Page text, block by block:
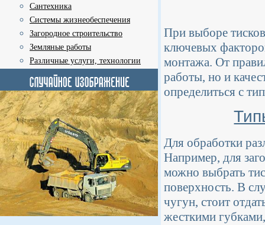
Сантехника
Системы жизнеобеспечения
Загородное строительство
Земляные работы
Различные услуги, технологии
При выборе
ключевых
монтажа. От
работы, но и
определиться с
Для обработки
Например, для
можно выбрать
поверхность. В
чугун, стоит
жесткими